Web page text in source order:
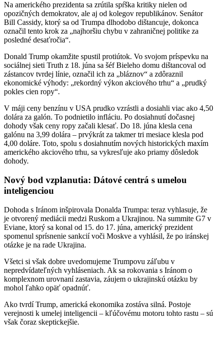
Na amerického prezidenta sa zrútila spŕška kritiky nielen od
opozičných demokratov, ale aj od kolegov republikánov. Senátor
Bill Cassidy, ktorý sa od Trumpa dlhodobo dištancuje, dokonca
označil tento krok za „najhoršiu chybu v zahraničnej politike za
posledné desaťročia“.
Donald Trump okamžite spustil protiútok. Vo svojom príspevku na
sociálnej sieti Truth z 18. júna sa šéf Bieleho domu dištancoval od
zástancov tvrdej línie, označil ich za „bláznov“ a zdôraznil
ekonomické výhody: „rekordný výkon akciového trhu“ a „prudký
pokles cien ropy“.
V máji ceny benzínu v USA prudko vzrástli a dosiahli viac ako 4,50
dolára za galón. To podnietilo infláciu. Po dosiahnutí dočasnej
dohody však ceny ropy začali klesať. Do 18. júna klesla cena
galónu na 3,99 dolára – prvýkrát za takmer tri mesiace klesla pod
4,00 doláre. Toto, spolu s dosiahnutím nových historických maxím
amerického akciového trhu, sa vykresľuje ako priamy dôsledok
dohody.
Nový bod vzplanutia: Dátové centrá s umelou
inteligenciou
Dohoda s Iránom inšpirovala Donalda Trumpa: teraz vyhlasuje, že
je otvorený mediácii medzi Ruskom a Ukrajinou. Na summite G7 v
Eviane, ktorý sa konal od 15. do 17. júna, americký prezident
spomenul sprísnenie sankcií voči Moskve a vyhlásil, že po iránskej
otázke je na rade Ukrajina.
Všetci si však dobre uvedomujeme Trumpovu záľubu v
nepredvídateľných vyhláseniach. Ak sa rokovania s Iránom o
komplexnom urovnaní zastavia, záujem o ukrajinskú otázku by
mohol ľahko opäť opadnúť.
Ako tvrdí Trump, americká ekonomika zostáva silná. Postoje
verejnosti k umelej inteligencii – kľúčovému motoru tohto rastu – sú
však čoraz skeptickejšie.